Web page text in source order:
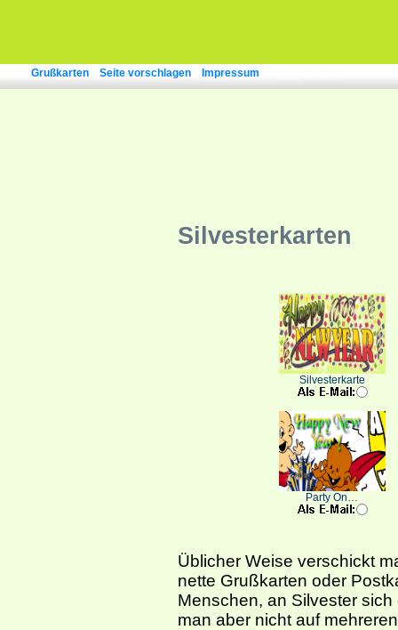
Grußkarten Seite vorschlagen Impressum
Silvesterkarten
Silvesterkarte
Party On…
Üblicher Weise verschickt
nette Grußkarten oder
Menschen, an Silvester
man aber nicht auf